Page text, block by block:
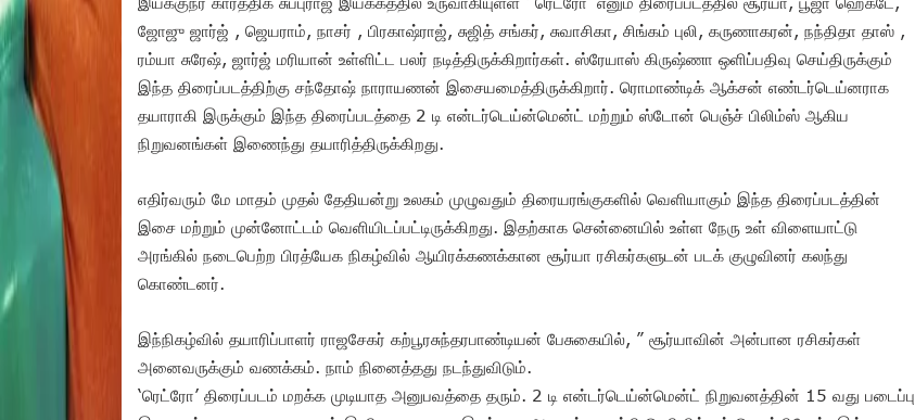
ஜோஜு ஜார்ஜ் , ஜெயராம், நாசர் , பிரகாஷ்ராஜ், சுஜித் சங்கர், சுவாசிகா, சிங்கம் புலி, கருணாகரன், நந்திதா தாஸ் ,
ரம்யா சுரேஷ், ஜார்ஜ் மரியான் உள்ளிட்ட பலர் நடித்திருக்கிறார்கள். ஸ்ரேயாஸ் கிருஷ்ணா ஒளிப்பதிவு செய்திருக்கும்
இந்த திரைப்படத்திற்கு சந்தோஷ் நாராயணன் இசையமைத்திருக்கிறார். ரொமாண்டிக் ஆக்சன் எண்டர்டெய்னராக
தயாராகி இருக்கும் இந்த திரைப்படத்தை 2 டி என்டர்டெய்ன்மென்ட் மற்றும் ஸ்டோன் பெஞ்ச் பிலிம்ஸ் ஆகிய
நிறுவனங்கள் இணைந்து தயாரித்திருக்கிறது.
எதிர்வரும் மே மாதம் முதல் தேதியன்று உலகம் முழுவதும் திரையரங்குகளில் வெளியாகும் இந்த திரைப்படத்தின்
இசை மற்றும் முன்னோட்டம் வெளியிடப்பட்டிருக்கிறது. இதற்காக சென்னையில் உள்ள நேரு உள் விளையாட்டு
அரங்கில் நடைபெற்ற பிரத்யேக நிகழ்வில் ஆயிரக்கணக்கான சூர்யா ரசிகர்களுடன் படக் குழுவினர் கலந்து
கொண்டனர்.
இந்நிகழ்வில் தயாரிப்பாளர் ராஜசேகர் கற்பூரசுந்தரபாண்டியன் பேசுகையில், ” சூர்யாவின் அன்பான ரசிகர்கள்
அனைவருக்கும் வணக்கம். நாம் நினைத்தது நடந்துவிடும்.
‘ரெட்ரோ’ திரைப்படம் மறக்க முடியாத அனுபவத்தை தரும். 2 டி என்டர்டெய்ன்மென்ட் நிறுவனத்தின் 15 வது படைப்பு